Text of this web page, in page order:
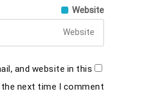
Website
and website in this
next time I comment.